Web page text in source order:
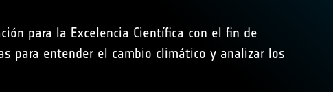
para la Excelencia Científica con el fin de
para entender el cambio climático y analizar los